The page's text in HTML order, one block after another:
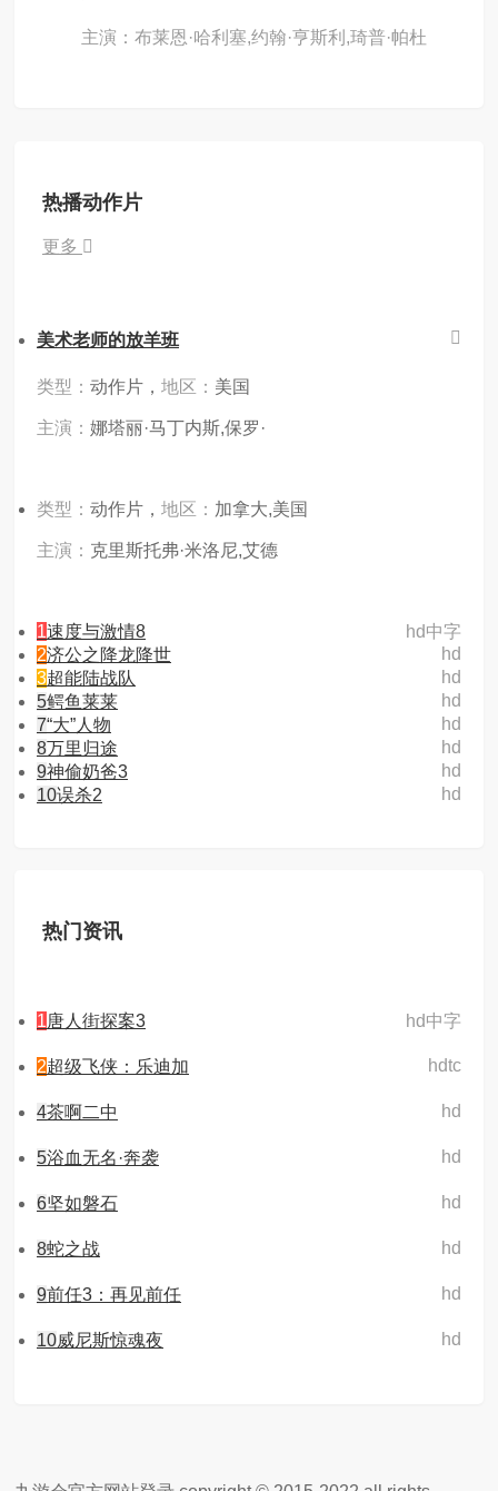
主演：布莱恩·哈利塞,约翰·亨斯利,琦普·帕杜
热播动作片
更多
美术老师的放羊班
类型： 动作片， 地区： 美国
主演： 娜塔丽·马丁内斯,保罗·
类型： 动作片， 地区： 加拿大,美国
主演： 克里斯托弗·米洛尼,艾德
hd中字
1速度与激情8
hd
2济公之降龙降世
hd
3超能陆战队
hd
5鳄鱼莱莱
hd
7“大”人物
hd
8万里归途
hd
9神偷奶爸3
hd
10误杀2
热门资讯
hd中字
1唐人街探案3
hdtc
2超级飞侠：乐迪加
hd
4茶啊二中
hd
5浴血无名·奔袭
hd
6坚如磐石
hd
8蛇之战
hd
9前任3：再见前任
hd
10威尼斯惊魂夜